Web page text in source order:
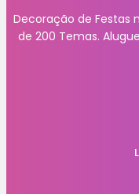
Decoração de Festas
de 200 Temas.